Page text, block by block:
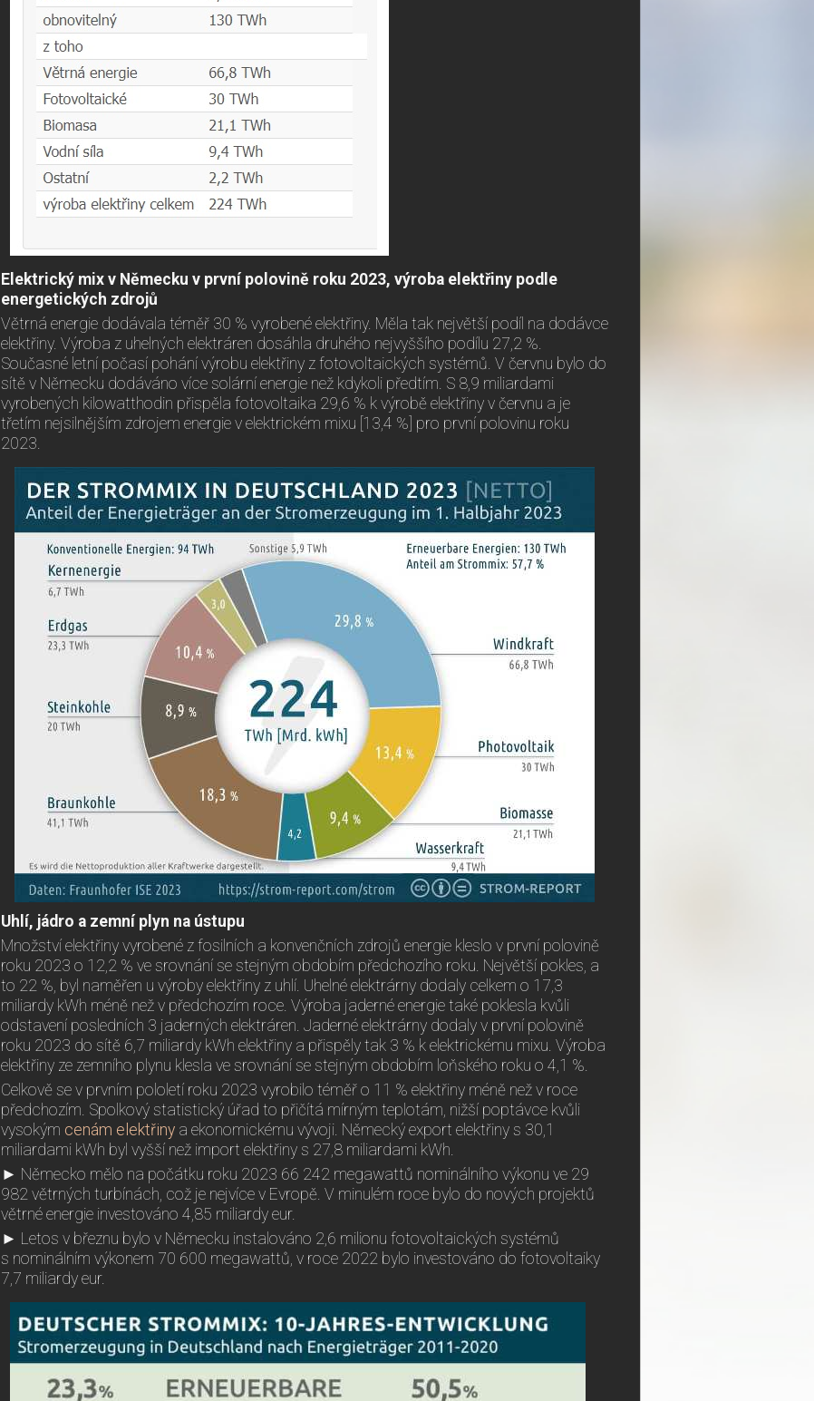
Elektrický mix v Německu v první polovině roku 2023, výroba elektřiny podle
energetických zdrojů
Větrná energie dodávala téměř 30 % vyrobené elektřiny. Měla tak největší podíl na dodávce
elektřiny. Výroba z uhelných elektráren dosáhla druhého nejvyššího podílu 27,2 %.
Současné letní počasí pohání výrobu elektřiny z fotovoltaických systémů. V červnu bylo do
sítě v Německu dodáváno více solární energie než kdykoli předtím. S 8,9 miliardami
vyrobených kilowatthodin přispěla fotovoltaika 29,6 % k výrobě elektřiny v červnu a je
třetím nejsilnějším zdrojem energie v elektrickém mixu [13,4 %] pro první polovinu roku
2023.
Uhlí, jádro a zemní plyn na ústupu
Množství elektřiny vyrobené z fosilních a konvenčních zdrojů energie kleslo v první polovině
roku 2023 o 12,2 % ve srovnání se stejným obdobím předchozího roku. Největší pokles, a
to 22 %, byl naměřen u výroby elektřiny z uhlí. Uhelné elektrárny dodaly celkem o 17,3
miliardy kWh méně než v předchozím roce. Výroba jaderné energie také poklesla kvůli
odstavení posledních 3 jaderných elektráren. Jaderné elektrárny dodaly v první polovině
roku 2023 do sítě 6,7 miliardy kWh elektřiny a přispěly tak 3 % k elektrickému mixu. Výroba
elektřiny ze zemního plynu klesla ve srovnání se stejným obdobím loňského roku o 4,1 %.
Celkově se v prvním pololetí roku 2023 vyrobilo téměř o 11 % elektřiny méně než v roce
předchozím. Spolkový statistický úřad to přičítá mírným teplotám, nižší poptávce kvůli
vysokým cenám elektřiny a ekonomickému vývoji. Německý export elektřiny s 30,1
miliardami kWh byl vyšší než import elektřiny s 27,8 miliardami kWh.
► Německo mělo na počátku roku 2023 66 242 megawattů nominálního výkonu ve 29
982 větrných turbínách, což je nejvíce v Evropě. V minulém roce bylo do nových projektů
větrné energie investováno 4,85 miliardy eur.
► Letos v březnu bylo v Německu instalováno 2,6 milionu fotovoltaických systémů
s nominálním výkonem 70 600 megawattů, v roce 2022 bylo investováno do fotovoltaiky
7,7 miliardy eur.